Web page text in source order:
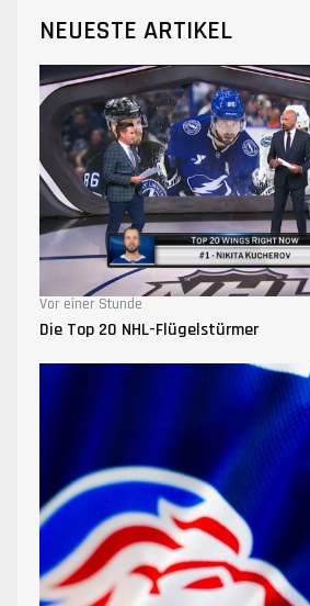
NEUESTE ARTIKEL
Vor einer Stunde
Die Top 20 NHL-Flügelstürmer